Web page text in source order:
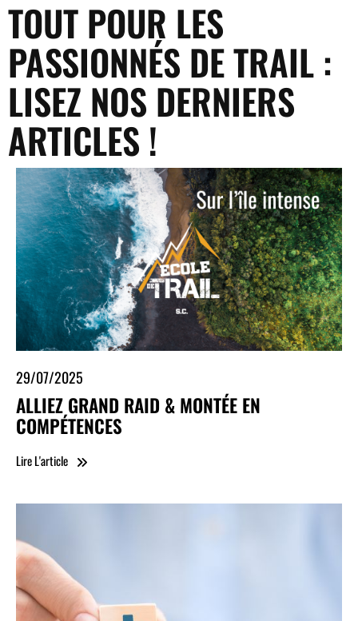
TOUT POUR LES
PASSIONNÉS DE TRAIL :
LISEZ NOS DERNIERS
ARTICLES !
29/07/2025
ALLIEZ GRAND RAID & MONTÉE EN
COMPÉTENCES
Lire L'article